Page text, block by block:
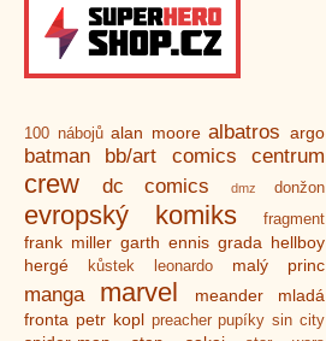
100 nábojů alan moore albatros argo
batman bb/art comics centrum
crew dc comics dmz donžon
evropský komiks fragment
frank miller garth ennis grada hellboy
hergé
kůstek leonardo malý princ
manga marvel meander
mladá
fronta petr kopl preacher pupíky sin city